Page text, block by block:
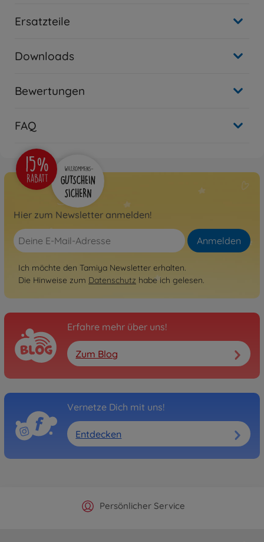
Ersatzteile
Downloads
Bewertungen
FAQ
Hier zum Newsletter anmelden!
Anmelden
Ich möchte den Tamiya Newsletter erhalten.
Die Hinweise zum Datenschutz habe ich gelesen.
Erfahre mehr über uns!
Zum Blog
Vernetze Dich mit uns!
Entdecken
Offizieller Hersteller Shop
Persönlicher Service
Versandkostenfrei ab 25€
Schnelle Lieferung